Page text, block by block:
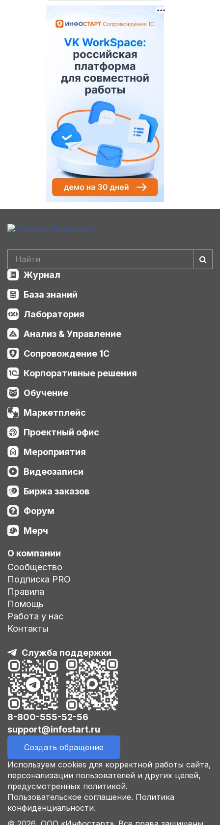
Журнал
База знаний
Лаборатория
Анализ & Управление
Сопровождение 1С
Корпоративные решения
Обучение
Маркетплейс
Проектный офис
Мероприятия
Видеозаписи
Биржа заказов
Форум
Мерч
О компании
Сообщество
Подписка PRO
Правила
Помощь
Работа у нас
Контакты
Служба поддержки
8-800-555-52-56
support@infostart.ru
Создать обращение
Используем cookies для корректной работы сайта,
персонализации пользователей и других целей,
предусмотренных политикой.
Пользовательское соглашение. Политика
конфиденциальности.